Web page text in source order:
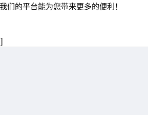
们的平台能为您带来更多的便利！
]